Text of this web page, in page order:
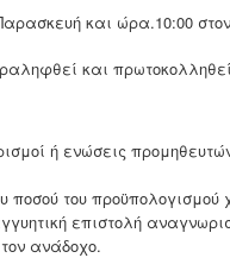
και ώρα.10:00
και
ή ενώσεις
ποσού του
επιστολή
ανάδοχο.